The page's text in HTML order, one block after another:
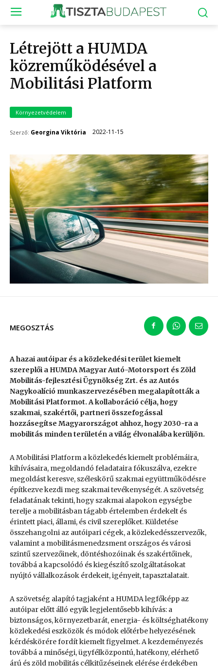
Létrejött a HUMDA
közreműködésével a
Mobilitási Platform
Környezetvédelem
Szerző: Georgina Viktória 2022-11-15
MEGOSZTÁS
A hazai autóipar és a közlekedési terület kiemelt
szereplői a HUMDA Magyar Autó-Motorsport és Zöld
Mobilitás-fejlesztési Ügynökség Zrt. és az Autós
Nagykoalíció munkaszervezésében megalapították a
Mobilitási Platformot. A kollaboráció célja, hogy
szakmai, szakértői, partneri összefogással
hozzásegítse Magyarországot ahhoz, hogy 2030-ra a
mobilitás minden területén a világ élvonalába kerüljön.
A Mobilitási Platform a közlekedés kiemelt problémáira,
kihívásaira, megoldandó feladataira fókuszálva, ezekre
megoldást keresve, széleskörű szakmai együttműködésre
építkezve kezdi meg szakmai tevékenységét. A szövetség
feladatának tekinti, hogy szakmai alapokon egységbe
terelje a mobilitásban tágabb értelemben érdekelt és
érintett piaci, állami, és civil szereplőket. Küldetése
összehangolni az autóipari cégek, a közlekedésszervezők,
valamint a mobilitásmenedzsment országos és városi
szintű szervezőinek, döntéshozóinak és szakértőinek,
továbbá a kapcsolódó és kiegészítő szolgáltatásokat
nyújtó vállalkozások érdekeit, igényeit, tapasztalatait.
A szövetség alapító tagjaként a HUMDA legfőképp az
autóipar előtt álló egyik legjelentősebb kihívás: a
biztonságos, környezetbarát, energia- és költséghatékony
közlekedési eszközök és módok előtérbe helyezésének
kérdéskörére fordít kiemelt figyelmet. A kezdeményezés
továbbá a minőségi, ügyfélközpontú, hatékony, elérhető
árú és zöld mobilitás célkitűzéseinek elérése érdekében